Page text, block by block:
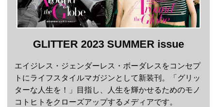
GLITTER 2023 SUMMER issue
エイジレス・ジェンダーレス・ボーダレスをコンセプ
トにライフスタイルマガジンとして新装刊。「グリッ
ターな人生を！」目指し、人生を輝かせるためのモノ
コトヒトをクローズアップするメディアです。